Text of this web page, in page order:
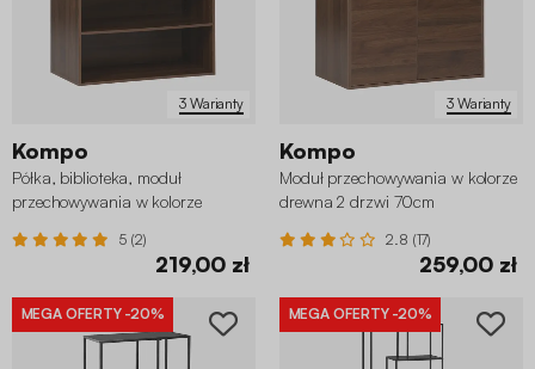
3 Warianty
Kompo
Półka, biblioteka, moduł
przechowywania w kolorze
5 (2)
219,00 zł
3 Warianty
Kompo
Moduł przechowywania w kolorze
drewna 2 drzwi 70cm
2.8 (17)
259,00 zł
MEGA OFERTY -20% MEGA OFERTY -20%